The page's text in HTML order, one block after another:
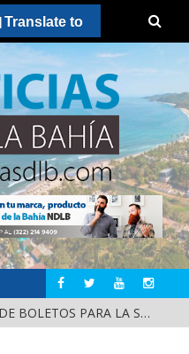
⚾🎟️ ¡YA INICIÓ LA VENTA DE BOLETOS PARA LA SERIE DEL CARIBE KIDS NAYARIT 2026!
Translate to